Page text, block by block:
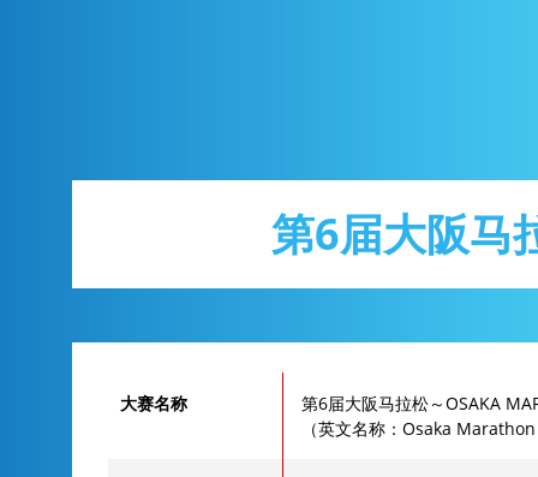
第6届大阪马
大赛名称
第6届大阪马拉松～OSAKA
（英文名称：Osaka